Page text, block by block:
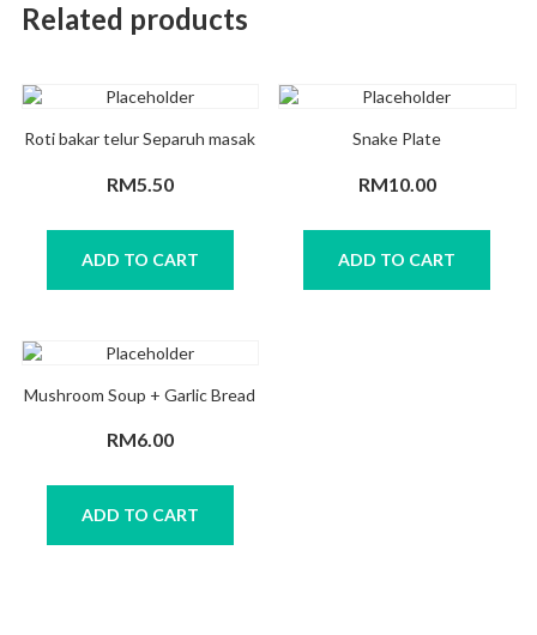
Related products
Roti bakar telur Separuh masak
RM5.50
ADD TO CART
Snake Plate
RM10.00
ADD TO CART
Mushroom Soup + Garlic Bread
RM6.00
ADD TO CART